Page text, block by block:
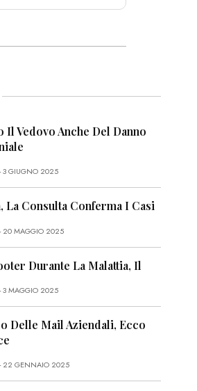
Il Vedovo Anche Del Danno
- 3 GIUGNO 2025
La Consulta Conferma I Casi
- 20 MAGGIO 2025
Durante La Malattia, Il
- 3 MAGGIO 2025
Delle Mail Aziendali, Ecco
- 22 GENNAIO 2025